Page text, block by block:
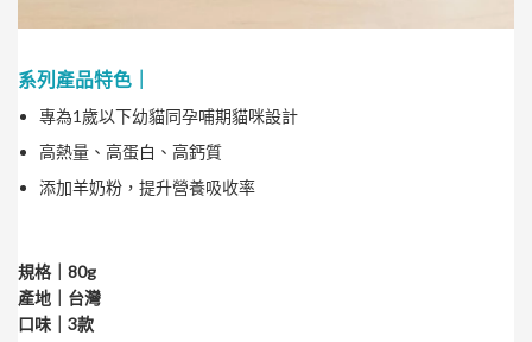
系列產品特色｜
專為1歲以下幼貓同孕哺期貓咪設計
高熱量、高蛋白、高鈣質
添加羊奶粉，提升營養吸收率
規格｜80g
產地｜台灣
口味｜3款